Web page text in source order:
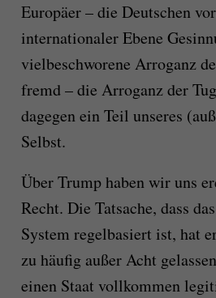
Europäer – die Deutschen
internationaler Ebene
vielbeschworene Arroganz
fremd – die Arroganz der
dagegen ein Teil unseres
Selbst.
Über Trump haben wir uns
Recht. Die Tatsache, dass
System regelbasiert ist, hat
zu häufig außer Acht
einen Staat vollkommen